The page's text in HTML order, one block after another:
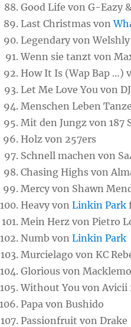
Good Life von G-Eazy
Last Christmas von
Legendary von
Wenn sie tanzt von
How It Is (Wap Bap …)
Let Me Love You von
Menschen Leben
Mit den Jungz von 187
Holz von 257ers
Schnell machen von
Chasing Highs von
Mercy von Shawn
Heavy vonLinkin Park
Mein Herz von Pietro
Numb vonLinkin Park
Murcielago von KC
Glorious von
Without You von Avicii
Papa von Bushido
Passionfruit von Drake